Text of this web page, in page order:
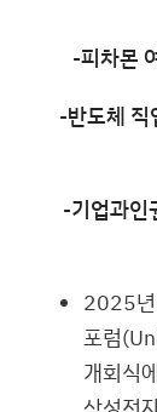
-피차몬
-반도체 직
-기업과인
2025년
포럼
개회식